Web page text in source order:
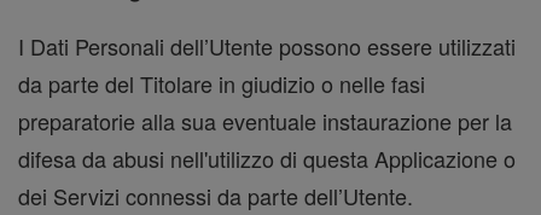
I Dati Personali dell’Utente possono essere utilizzati
da parte del Titolare in giudizio o nelle fasi
preparatorie alla sua eventuale instaurazione per la
difesa da abusi nell'utilizzo di questa Applicazione o
dei Servizi connessi da parte dell’Utente.